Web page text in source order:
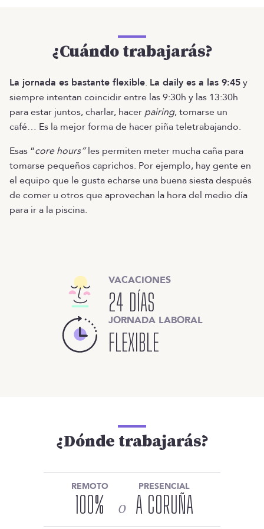
¿Cuándo trabajarás?
La jornada es bastante flexible. La daily es a las 9:45y
siempre intentan coincidir entre las 9:30h y las 13:30h
para estar juntos, charlar, hacer pairing, tomarse un
café… Es la mejor forma de hacer piña teletrabajando.
Esas “core hours”les permiten meter mucha caña para
tomarse pequeños caprichos. Por ejemplo, hay gente en
el equipo que le gusta echarse una buena siesta después
de comer u otros que aprovechan la hora del medio día
para ir a la piscina.
VACACIONES
24 DÍAS
JORNADA LABORAL
FLEXIBLE
¿Dónde trabajarás?
REMOTO
100% o
PRESENCIAL
A CORUÑA